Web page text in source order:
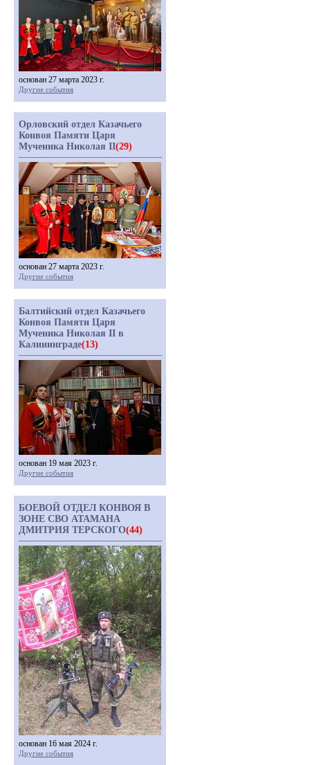
основан 27 марта 2023 г.
Другие события
Орловский отдел Казачьего
Конвоя Памяти Царя
Мученика Николая II(29)
основан 27 марта 2023 г.
Другие события
Балтийский отдел Казачьего
Конвоя Памяти Царя
Мученика Николая II в
Калининграде(13)
основан 19 мая 2023 г.
Другие события
БОЕВОЙ ОТДЕЛ КОНВОЯ В
ЗОНЕ СВО АТАМАНА
ДМИТРИЯ ТЕРСКОГО(44)
основан 16 мая 2024 г.
Другие события